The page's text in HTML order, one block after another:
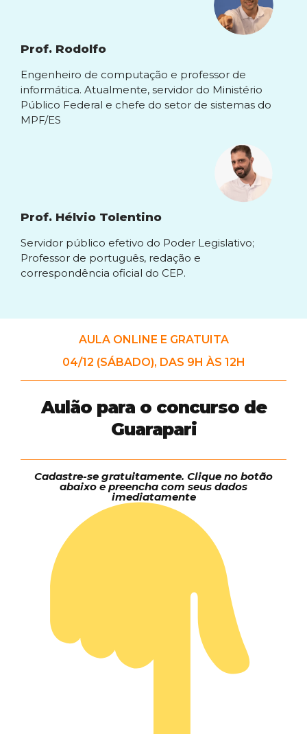
Prof. Rodolfo
Engenheiro de computação e professor de
informática. Atualmente, servidor do Ministério
Público Federal e chefe do setor de sistemas do
MPF/ES
Prof. Hélvio Tolentino
Servidor público efetivo do Poder Legislativo;
Professor de português, redação e
correspondência oficial do CEP.
AULA ONLINE E GRATUITA
04/12 (SÁBADO), DAS 9H ÀS 12H
Aulão para o concurso de
Guarapari
Cadastre-se gratuitamente. Clique no botão
abaixo e preencha com seus dados
imediatamente